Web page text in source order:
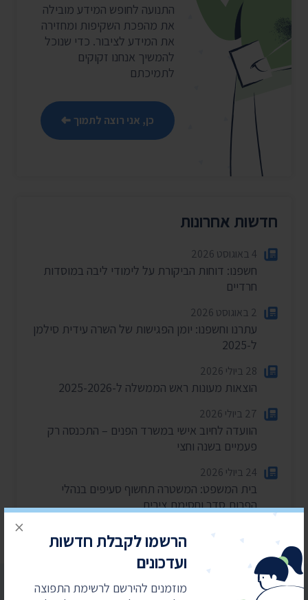
הרשמו לקבלת חדשות
ועדכונים
מוזמנים להירשם לרשימת התפוצה
×
התנועה לחופש המידע מובילה
את מהפכת השקיפות ומחזירה
את המידע לציבור. כדי שנוכל
להמשיך אנחנו זקוקים
לתמיכתם
כן, אני רוצה לתמוך
חדשות אחרונות
4 באוגוסט 2026
חשפנו: דוחות הביקורת על לימודי ליבה במוסדות
חרדיים
2 באוגוסט 2026
עתרנו וחשפנו: יומן הפגישות של השרה עידית סילמן
ל-2025
28 ביולי 2026
הוצאות מעונות ראש הממשלה ל-2025-2026
27 ביולי 2026
הוועדה לחיוב אישי במשרד הפנים – התכנסה רק
פעמיים בשנה וחצי
24 ביולי 2026
בית המשפט: המשטרה תחשוף סעיפים בנהלי
הפרות סדר וחסימת צירים